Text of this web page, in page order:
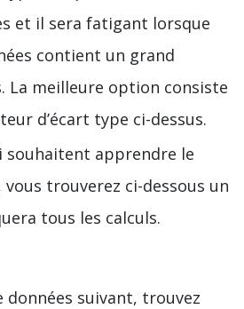
et il sera fatigant lorsque
contient un grand
La meilleure option consiste
d’écart type ci-dessus.
souhaitent apprendre le
vous trouverez ci-dessous un
tous les calculs.
données suivant, trouvez